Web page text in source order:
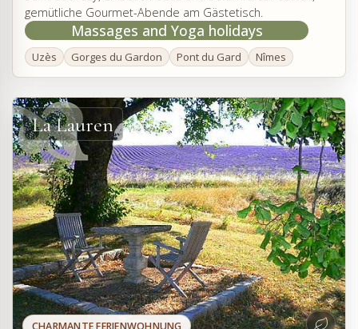
gemütliche Gourmet-Abende am Gästetisch.
Massages and Yoga holidays
Uzès Gorges du Gardon Pont du Gard Nîmes
CHARMANTE FERIENWOHNUNG
La Lauren